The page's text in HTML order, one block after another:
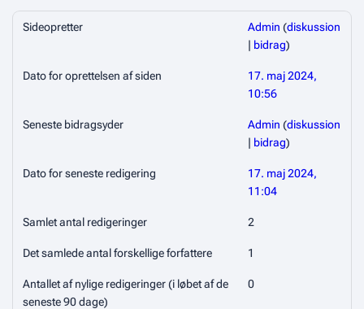
Sideopretter Admin (diskussion
| bidrag)
Dato for oprettelsen af siden
17. maj 2024,
10:56
Seneste bidragsyder Admin (diskussion
| bidrag)
Dato for seneste redigering
17. maj 2024,
11:04
Samlet antal redigeringer 2
Det samlede antal forskellige forfattere 1
Antallet af nylige redigeringer (i løbet af de
seneste 90 dage)
0